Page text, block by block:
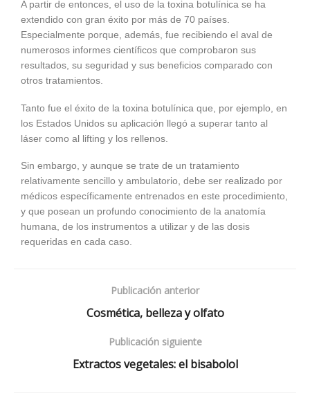
A partir de entonces, el uso de la toxina botulínica se ha
extendido con gran éxito por más de 70 países.
Especialmente porque, además, fue recibiendo el aval de
numerosos informes científicos que comprobaron sus
resultados, su seguridad y sus beneficios comparado con
otros tratamientos.
Tanto fue el éxito de la toxina botulínica que, por ejemplo, en
los Estados Unidos su aplicación llegó a superar tanto al
láser como al lifting y los rellenos.
Sin embargo, y aunque se trate de un tratamiento
relativamente sencillo y ambulatorio, debe ser realizado por
médicos específicamente entrenados en este procedimiento,
y que posean un profundo conocimiento de la anatomía
humana, de los instrumentos a utilizar y de las dosis
requeridas en cada caso.
Publicación anterior
Cosmética, belleza y olfato
Publicación siguiente
Extractos vegetales: el bisabolol